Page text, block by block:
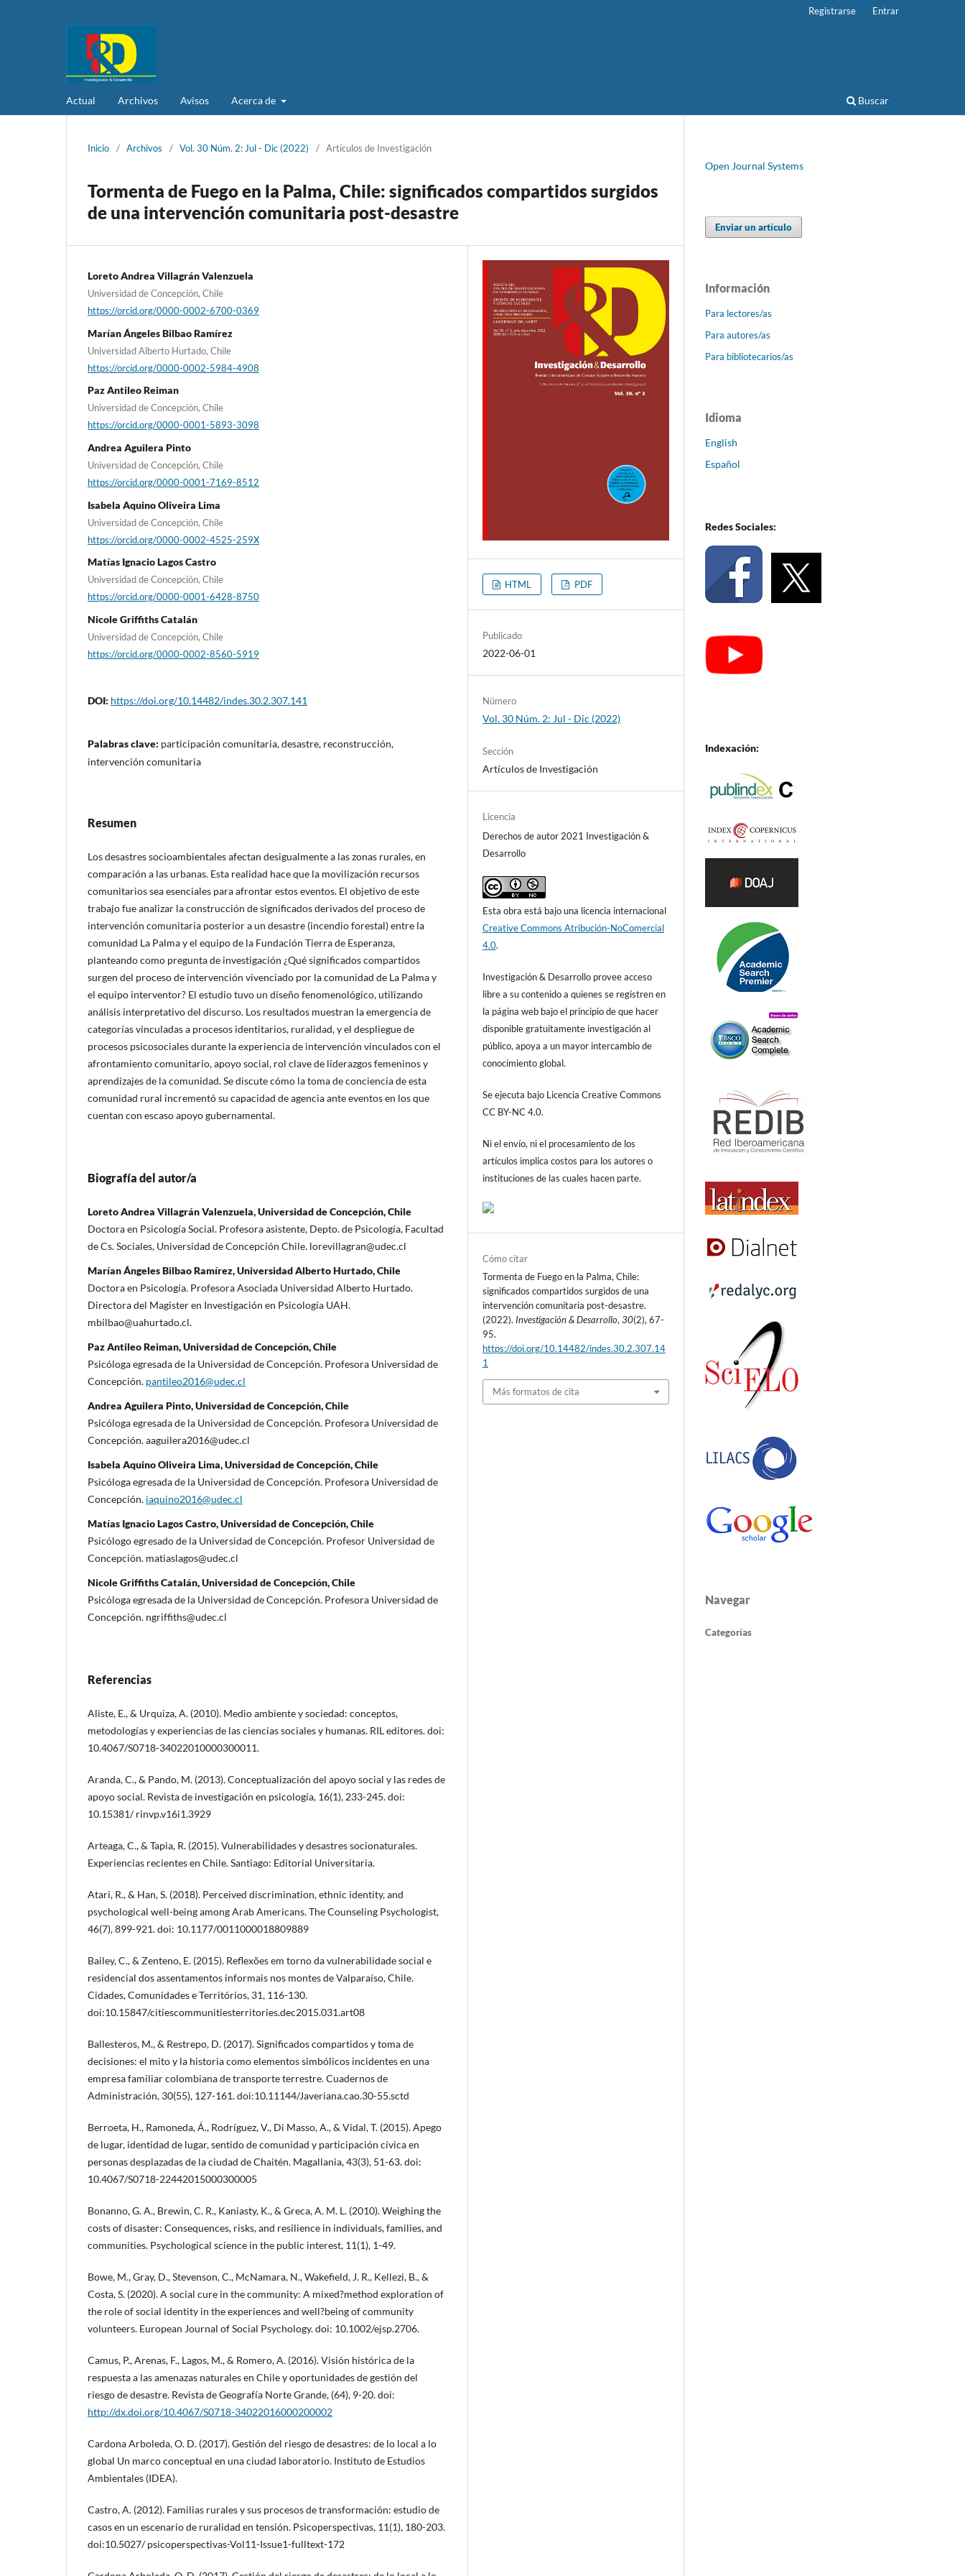
Actual Archivos Avisos Acerca de Buscar
Registrarse Entrar
Inicio / Archivos / Vol. 30 Núm. 2: Jul - Dic (2022) / Artículos de Investigación
Tormenta de Fuego en la Palma, Chile: significados compartidos surgidos
de una intervención comunitaria post-desastre
Loreto Andrea Villagrán Valenzuela
Universidad de Concepción, Chile
https://orcid.org/0000-0002-6700-0369
Marían Ángeles Bilbao Ramírez
Universidad Alberto Hurtado, Chile
https://orcid.org/0000-0002-5984-4908
Paz Antileo Reiman
Universidad de Concepción, Chile
https://orcid.org/0000-0001-5893-3098
Andrea Aguilera Pinto
Universidad de Concepción, Chile
https://orcid.org/0000-0001-7169-8512
Isabela Aquino Oliveira Lima
Universidad de Concepción, Chile
https://orcid.org/0000-0002-4525-259X
Matías Ignacio Lagos Castro
Universidad de Concepción, Chile
https://orcid.org/0000-0001-6428-8750
Nicole Griffiths Catalán
Universidad de Concepción, Chile
https://orcid.org/0000-0002-8560-5919
DOI: https://doi.org/10.14482/indes.30.2.307.141
Palabras clave: participación comunitaria, desastre, reconstrucción,
intervención comunitaria
Resumen
Los desastres socioambientales afectan desigualmente a las zonas rurales, en
comparación a las urbanas. Esta realidad hace que la movilización recursos
comunitarios sea esenciales para afrontar estos eventos. El objetivo de este
trabajo fue analizar la construcción de significados derivados del proceso de
intervención comunitaria posterior a un desastre (incendio forestal) entre la
comunidad La Palma y el equipo de la Fundación Tierra de Esperanza,
planteando como pregunta de investigación ¿Qué significados compartidos
surgen del proceso de intervención vivenciado por la comunidad de La Palma y
el equipo interventor? El estudio tuvo un diseño fenomenológico, utilizando
análisis interpretativo del discurso. Los resultados muestran la emergencia de
categorías vinculadas a procesos identitarios, ruralidad, y el despliegue de
procesos psicosociales durante la experiencia de intervención vinculados con el
afrontamiento comunitario, apoyo social, rol clave de liderazgos femeninos y
aprendizajes de la comunidad. Se discute cómo la toma de conciencia de esta
comunidad rural incrementó su capacidad de agencia ante eventos en los que
cuentan con escaso apoyo gubernamental.
Biografía del autor/a
Loreto Andrea Villagrán Valenzuela, Universidad de Concepción, Chile
Doctora en Psicología Social. Profesora asistente, Depto. de Psicología, Facultad
de Cs. Sociales, Universidad de Concepción Chile. lorevillagran@udec.cl
Marían Ángeles Bilbao Ramírez, Universidad Alberto Hurtado, Chile
Doctora en Psicología. Profesora Asociada Universidad Alberto Hurtado.
Directora del Magister en Investigación en Psicología UAH.
mbilbao@uahurtado.cl.
Paz Antileo Reiman, Universidad de Concepción, Chile
Psicóloga egresada de la Universidad de Concepción. Profesora Universidad de
Concepción. pantileo2016@udec.cl
Andrea Aguilera Pinto, Universidad de Concepción, Chile
Psicóloga egresada de la Universidad de Concepción. Profesora Universidad de
Concepción. aaguilera2016@udec.cl
Isabela Aquino Oliveira Lima, Universidad de Concepción, Chile
Psicóloga egresada de la Universidad de Concepción. Profesora Universidad de
Concepción. iaquino2016@udec.cl
Matías Ignacio Lagos Castro, Universidad de Concepción, Chile
Psicólogo egresado de la Universidad de Concepción. Profesor Universidad de
Concepción. matiaslagos@udec.cl
Nicole Griffiths Catalán, Universidad de Concepción, Chile
Psicóloga egresada de la Universidad de Concepción. Profesora Universidad de
Concepción. ngriffiths@udec.cl
Referencias
Aliste, E., & Urquiza, A. (2010). Medio ambiente y sociedad: conceptos,
metodologías y experiencias de las ciencias sociales y humanas. RIL editores. doi:
10.4067/S0718-34022010000300011.
Aranda, C., & Pando, M. (2013). Conceptualización del apoyo social y las redes de
apoyo social. Revista de investigación en psicología, 16(1), 233-245. doi:
10.15381/ rinvp.v16i1.3929
Arteaga, C., & Tapia, R. (2015). Vulnerabilidades y desastres socionaturales.
Experiencias recientes en Chile. Santiago: Editorial Universitaria.
Atari, R., & Han, S. (2018). Perceived discrimination, ethnic identity, and
psychological well-being among Arab Americans. The Counseling Psychologist,
46(7), 899-921. doi: 10.1177/0011000018809889
Bailey, C., & Zenteno, E. (2015). Reflexões em torno da vulnerabilidade social e
residencial dos assentamentos informais nos montes de Valparaíso, Chile.
Cidades, Comunidades e Territórios, 31, 116-130.
doi:10.15847/citiescommunitiesterritories.dec2015.031.art08
Ballesteros, M., & Restrepo, D. (2017). Significados compartidos y toma de
decisiones: el mito y la historia como elementos simbólicos incidentes en una
empresa familiar colombiana de transporte terrestre. Cuadernos de
Administración, 30(55), 127-161. doi:10.11144/Javeriana.cao.30-55.sctd
Berroeta, H., Ramoneda, Á., Rodríguez, V., Di Masso, A., & Vidal, T. (2015). Apego
de lugar, identidad de lugar, sentido de comunidad y participación cívica en
personas desplazadas de la ciudad de Chaitén. Magallania, 43(3), 51-63. doi:
10.4067/S0718-22442015000300005
Bonanno, G. A., Brewin, C. R., Kaniasty, K., & Greca, A. M. L. (2010). Weighing the
costs of disaster: Consequences, risks, and resilience in individuals, families, and
communities. Psychological science in the public interest, 11(1), 1-49.
Bowe, M., Gray, D., Stevenson, C., McNamara, N., Wakefield, J. R., Kellezi, B., &
Costa, S. (2020). A social cure in the community: A mixed?method exploration of
the role of social identity in the experiences and well?being of community
volunteers. European Journal of Social Psychology. doi: 10.1002/ejsp.2706.
Camus, P., Arenas, F., Lagos, M., & Romero, A. (2016). Visión histórica de la
respuesta a las amenazas naturales en Chile y oportunidades de gestión del
riesgo de desastre. Revista de Geografía Norte Grande, (64), 9-20. doi:
http://dx.doi.org/10.4067/S0718-34022016000200002
Cardona Arboleda, O. D. (2017). Gestión del riesgo de desastres: de lo local a lo
global Un marco conceptual en una ciudad laboratorio. Instituto de Estudios
Ambientales (IDEA).
Castro, A. (2012). Familias rurales y sus procesos de transformación: estudio de
casos en un escenario de ruralidad en tensión. Psicoperspectivas, 11(1), 180-203.
doi:10.5027/ psicoperspectivas-Vol11-Issue1-fulltext-172
HTML PDF
Publicado
2022-06-01
Número
Vol. 30 Núm. 2: Jul - Dic (2022)
Sección
Artículos de Investigación
Licencia
Derechos de autor 2021 Investigación &
Desarrollo
Esta obra está bajo una licencia internacional
Creative Commons Atribución-NoComercial
4.0.
Investigación & Desarrollo provee acceso
libre a su contenido a quienes se registren en
la página web bajo el principio de que hacer
disponible gratuitamente investigación al
público, apoya a un mayor intercambio de
conocimiento global.
Se ejecuta bajo Licencia Creative Commons
CC BY-NC 4.0.
Ni el envío, ni el procesamiento de los
artículos implica costos para los autores o
instituciones de las cuales hacen parte.
Cómo citar
Tormenta de Fuego en la Palma, Chile:
significados compartidos surgidos de una
intervención comunitaria post-desastre.
(2022). Investigación & Desarrollo,30(2), 67-
95.
https://doi.org/10.14482/indes.30.2.307.14
1
Más formatos de cita
Open Journal Systems
Enviar un artículo
Información
Para lectores/as
Para autores/as
Para bibliotecarios/as
Idioma
English
Español
Redes Sociales:
Indexación:
Navegar
Categorías